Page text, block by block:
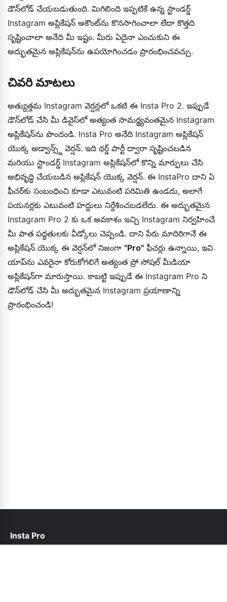
డౌన్‌లోడ్ చేయబడుతుంది. మిగిలింది ఇప్పటికే ఉన్న స్టాండర్డ్
Instagram అప్లికేషన్ అకౌంట్‌ను కొనసాగించాలా లేదా కొత్తది
సృష్టించాలా అనేది మీ ఇష్టం. మీరు ఏదైనా ఎంచుకుని ఈ
అద్భుతమైన అప్లికేషన్‌ను ఉపయోగించడం ప్రారంభించవచ్చు.
చివరి మాటలు
అత్యుత్తమ Instagram వెర్షన్లలో ఒకటి ఈ Insta Pro 2. ఇప్పుడే
డౌన్‌లోడ్ చేసి మీ డివైస్‌లో అత్యంత సామర్థ్యవంతమైన Instagram
అప్లికేషన్‌ను పొందండి. Insta Pro అనేది Instagram అప్లికేషన్
యొక్క అడ్వాన్స్డ్ వెర్షన్. ఇది థర్డ్ పార్టీ ద్వారా సృష్టించబడిన
మరియు స్టాండర్డ్ Instagram అప్లికేషన్‌లో కొన్ని మార్పులు చేసి
అభివృద్ధి చేయబడిన అప్లికేషన్ యొక్క వెర్షన్. ఈ InstaPro దాని ఏ
ఫీచర్‌కు సంబంధించి కూడా ఎటువంటి పరిమితి ఉండదు, అలాగే
పయనర్లకు ఎటువంటి హద్దులు నిర్దేశించబడలేదు. ఈ అద్భుతమైన
Instagram Pro 2 కు ఒక అవకాశం ఇచ్చి Instagram నిర్వహించే
మీ పాత పద్ధతులకు వీడ్కోలు చెప్పండి. దాని పేరు మాదిరిగానే ఈ
అప్లికేషన్ యొక్క ఈ వెర్షన్‌లో నిజంగా "Pro" ఫీచర్లు ఉన్నాయి, ఇవి
యాప్‌ను ఎవరైనా కోరుకోగలిగే అత్యంత ప్రో సోషల్ మీడియా
అప్లికేషన్‌గా మారుస్తాయి. కాబట్టి ఇప్పుడే ఈ Instagram Pro ని
డౌన్‌లోడ్ చేసి మీ అద్భుతమైన Instagram ప్రయాణాన్ని
ప్రారంభించండి!
Insta Pro